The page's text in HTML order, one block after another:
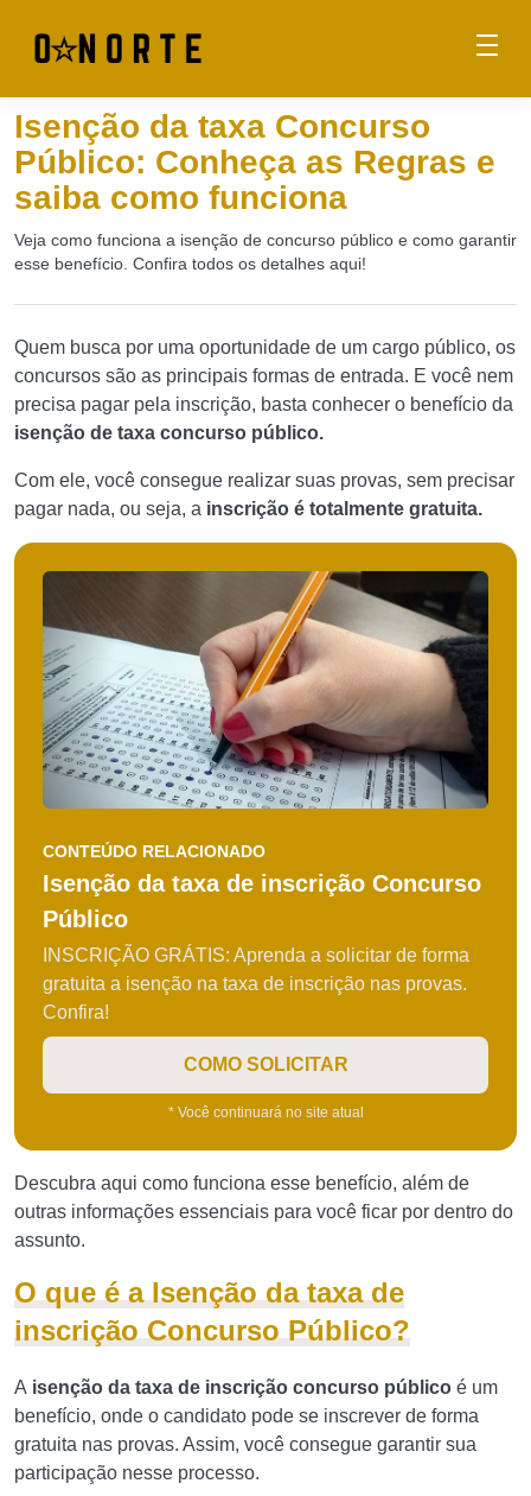
Isenção da taxa Concurso
Público: Conheça as Regras e
saiba como funciona
Veja como funciona a isenção de concurso público e como garantir
esse benefício. Confira todos os detalhes aqui!
Quem busca por uma oportunidade de um cargo público, os
concursos são as principais formas de entrada. E você nem
precisa pagar pela inscrição, basta conhecer o benefício da
isenção de taxa concurso público.
Com ele, você consegue realizar suas provas, sem precisar
pagar nada, ou seja, a inscrição é totalmente gratuita.
CONTEÚDO RELACIONADO
Isenção da taxa de inscrição Concurso
Público
INSCRIÇÃO GRÁTIS: Aprenda a solicitar de forma
gratuita a isenção na taxa de inscrição nas provas.
Confira!
COMO SOLICITAR
* Você continuará no site atual
Descubra aqui como funciona esse benefício, além de
outras informações essenciais para você ficar por dentro do
assunto.
O que é a Isenção da taxa de
inscrição Concurso Público?
A isenção da taxa de inscrição concurso público é um
benefício, onde o candidato pode se inscrever de forma
gratuita nas provas. Assim, você consegue garantir sua
participação nesse processo.